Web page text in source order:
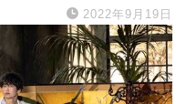
2022年9月19日